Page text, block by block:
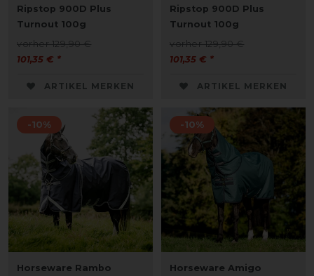
Ripstop 900D Plus
Turnout 100g
vorher 129,90 €
101,35 € *
ARTIKEL MERKEN
Ripstop 900D Plus
Turnout 100g
vorher 129,90 €
101,35 € *
ARTIKEL MERKEN
-10%
Horseware Rambo
-10%
Horseware Amigo